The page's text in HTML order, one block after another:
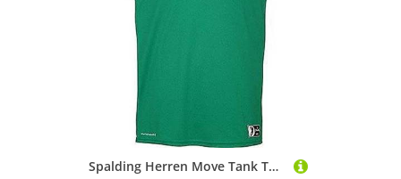
Spalding Herren Move Tank Top, lagune/Weiß, 4XL